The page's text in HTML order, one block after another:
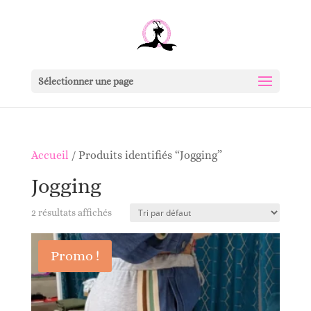
Sélectionner une page
Accueil / Produits identifiés “Jogging”
Jogging
2 résultats affichés
Promo !